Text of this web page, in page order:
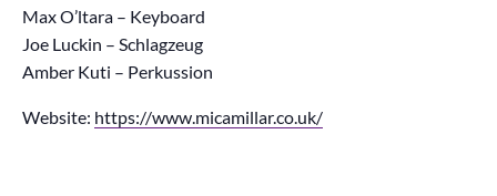
Max O’ltara – Keyboard
Joe Luckin – Schlagzeug
Amber Kuti – Perkussion
Website: https://www.micamillar.co.uk/